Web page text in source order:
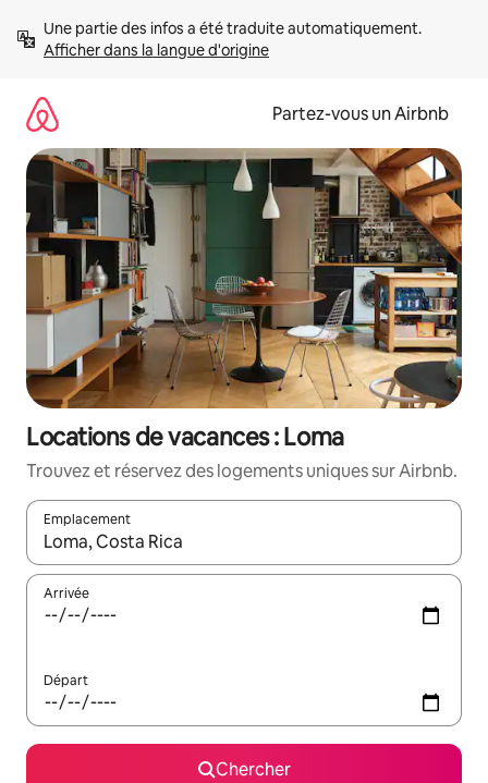
directement
Afficher dans la langue d'origine
Partez-vous un Airbnb
Locations de vacances : Loma
Trouvez et réservez des logements uniques sur Airbnb.
Emplacement
Quand les résultats sont affichés, parcourez-les en utilisant
Arrivée
Départ
Chercher